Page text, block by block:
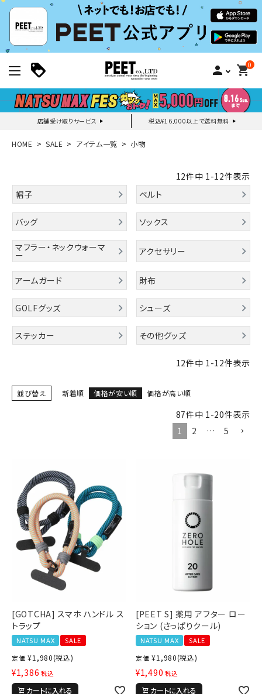
person 0
shopping_cart
店舗受け取りサービス 税込¥16,000以上で送料無料
新規会員登録｜ログイン
search
詳しい条件から探す
HOME SALE アイテム一覧 小物
12件中 1-12件表示
帽子
ベルト
バッグ ソックス
マフラー・ネックウォーマ
ー アクセサリー
アームガード 財布
GOLFグッズ シューズ
ステッカー その他グッズ
12件中 1-12件表示
並び替え 新着順 価格が安い順 価格が高い順
87件中 1-20件表示
1
2 … 5
[GOTCHA] スマホ ハンドル ス
トラップ
NATSU MAX
SALE
定価 ¥1,980(税込)
¥1,386 税込
カートに入れる
[PEET S] 薬用 アフター ロー
ション (さっぱりクール)
NATSU MAX
SALE
定価 ¥1,980(税込)
¥1,490 税込
カートに入れる